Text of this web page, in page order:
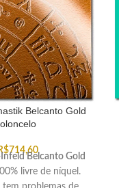
Belcanto Gold
714,60
Belcanto Gold
livre de níquel.